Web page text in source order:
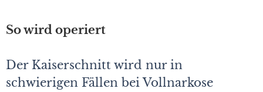
So wird operiert
Der Kaiserschnitt wird nur in
schwierigen Fällen bei Vollnarkose